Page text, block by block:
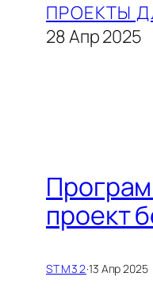
ПРОЕКТЫ
28 Апр 2025
проект
STM32·13 Апр 2025